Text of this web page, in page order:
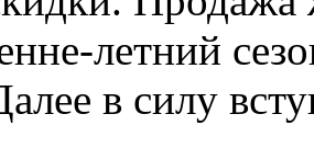
летний
в силу